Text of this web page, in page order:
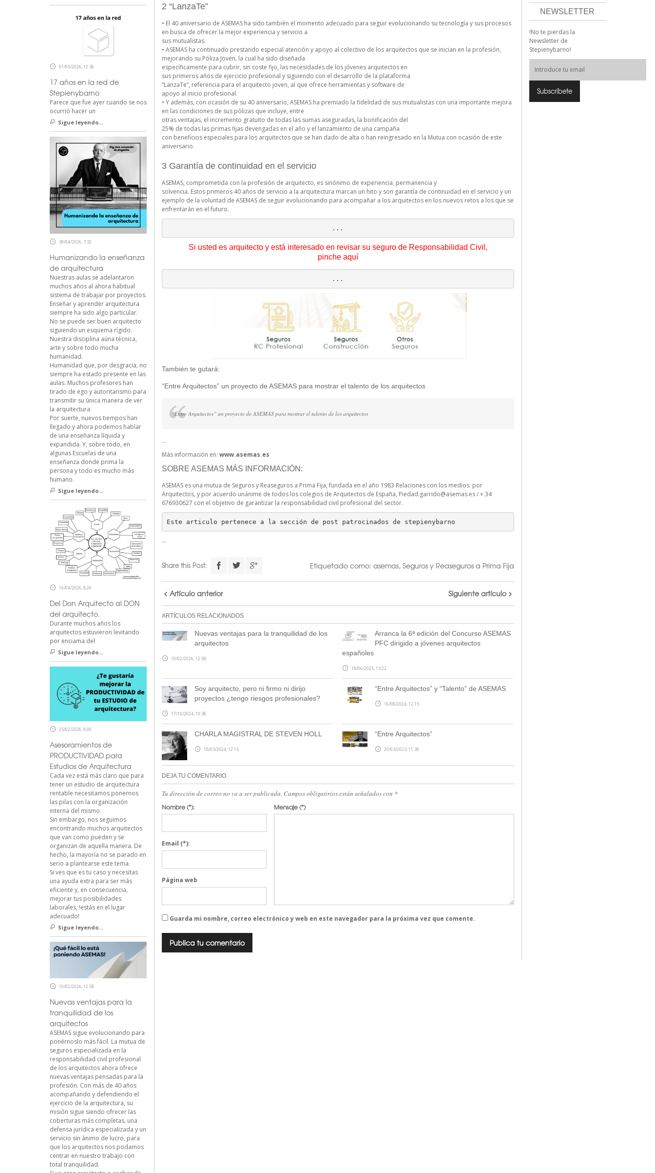
2 “LanzaTe”
• El 40 aniversario de ASEMAS ha sido también el momento adecuado para seguir evolucionando su tecnología y sus procesos
en busca de ofrecer la mejor experiencia y servicio a
sus mutualistas.
• ASEMAS ha continuado prestando especial atención y apoyo al colectivo de los arquitectos que se inician en la profesión,
mejorando su Póliza Joven, la cual ha sido diseñada
específicamente para cubrir, sin coste fijo, las necesidades de los jóvenes arquitectos en
sus primeros años de ejercicio profesional y siguiendo con el desarrollo de la plataforma
“LanzaTe”, referencia para el arquitecto joven, al que ofrece herramientas y software de
apoyo al inicio profesional.
• Y además, con ocasión de su 40 aniversario, ASEMAS ha premiado la fidelidad de sus mutualistas con una importante mejora
en las condiciones de sus pólizas que incluye, entre
otras ventajas, el incremento gratuito de todas las sumas aseguradas, la bonificación del
25% de todas las primas fijas devengadas en el año y el lanzamiento de una campaña
con beneficios especiales para los arquitectos que se han dado de alta o han reingresado en la Mutua con ocasión de este
aniversario.
3 Garantía de continuidad en el servicio
ASEMAS, comprometida con la profesión de arquitecto, es sinónimo de experiencia, permanencia y
solvencia. Estos primeros 40 años de servicio a la arquitectura marcan un hito y son garantía de continuidad en el servicio y un
ejemplo de la voluntad de ASEMAS de seguir evolucionando para acompañar a los arquitectos en los nuevos retos a los que se
enfrentarán en el futuro.
...
Si usted es arquitecto y está interesado en revisar su seguro de Responsabilidad Civil,
pinche aquí
...
También te gutará:
“Entre Arquitectos” un proyecto de ASEMAS para mostrar el talento de los arquitectos
“Entre Arquitectos” un proyecto de ASEMAS para mostrar el talento de los arquitectos
…
Más información en: www.asemas.es
SOBRE ASEMAS MÁS INFORMACIÓN:
ASEMAS es una mutua de Seguros y Reaseguros a Prima Fija, fundada en el año 1983 Relaciones con los medios: por
Arquitectos, y por acuerdo unánime de todos los colegios de Arquitectos de España, Piedad.garrido@asemas.es / + 34
676930627 con el objetivo de garantizar la responsabilidad civil profesional del sector.
Este articulo pertenece a la sección de post patrocinados de stepienybarno
…
Share this Post: Etiquetado como: asemas, Seguros y Reaseguros a Prima Fija
Artículo anterior Siguiente artículo
ARTÍCULOS RELACIONADOS
Nuevas ventajas para la tranquilidad de los
arquitectos
10/02/2026, 12:58
Arranca la 6ª edición del Concurso ASEMAS
PFC dirigido a jóvenes arquitectos
españoles
18/06/2025, 13:22
Soy arquitecto, pero ni firmo ni dirijo
proyectos ¿tengo riesgos profesionales?
17/10/2024, 10:38
“Entre Arquitectos” y “Talento” de ASEMAS
16/08/2024, 12:15
CHARLA MAGISTRAL DE STEVEN HOLL
18/03/2024, 12:15
“Entre Arquitectos”
20/03/2023, 11:39
DEJA TU COMENTARIO
Tu dirección de correo no va a ser publicada. Campos obligatirios están señalados con *
Mensaje(*)
Nombre(*):
Email (*):
Página web
Guarda mi nombre, correo electrónico y web en este navegador para la próxima vez que comente.
NEWSLETTER
!No te pierdas la
Newsletter de
Stepienybarno!
01/05/2026, 12:36
17 años en la red de
Stepienybarno
Parece que fue ayer cuando se nos
ocurrió hacer un
Sigue leyendo...
30/04/2026, 7:32
Humanizando la enseñanza
de arquitectura
Nuestras aulas se adelantaron
muchos años al ahora habitual
sistema de trabajar por proyectos.
Enseñar y aprender arquitectura
siempre ha sido algo particular.
No se puede ser buen arquitecto
siguiendo un esquema rígido.
Nuestra disciplina aúna técnica,
arte y sobre todo mucha
humanidad.
Humanidad que, por desgracia, no
siempre ha estado presente en las
aulas. Muchos profesores han
tirado de ego y autoritarismo para
transmitir su única manera de ver
la arquitectura.
Por suerte, nuevos tiempos han
llegado y ahora podemos hablar
de una enseñanza líquida y
expandida. Y, sobre todo, en
algunas Escuelas de una
enseñanza donde prima la
persona y todo es mucho más
humano.
Sigue leyendo...
16/04/2026, 8:26
Del Don Arquitecto al DON
del arquitecto.
Durante muchos años los
arquitectos estuvieron levitando
por enciama del
Sigue leyendo...
25/02/2026, 9:00
Asesoramientos de
PRODUCTIVIDAD para
Estudios de Arquitectura
Cada vez está más claro que para
tener un estudio de arquitectura
rentable necesitamos ponernos
las pilas con la organización
interna del mismo.
Sin embargo, nos seguimos
encontrando muchos arquitectos
que van como pueden y se
organizan de aquella manera. De
hecho, la mayoría no se parado en
serio a plantearse este tema.
Si ves que es tu caso y necesitas
una ayuda extra para ser más
eficiente y, en consecuencia,
mejorar tus posibilidades
laborales, !estás en el lugar
adecuado!
Sigue leyendo...
10/02/2026, 12:58
Nuevas ventajas para la
tranquilidad de los
arquitectos
ASEMAS sigue evolucionando para
ponérnoslo más fácil. La mutua de
seguros especializada en la
responsabilidad civil profesional
de los arquitectos ahora ofrece
nuevas ventajas pensadas para la
profesión. Con más de 40 años
acompañando y defendiendo el
ejercicio de la arquitectura, su
misión sigue siendo ofrecer las
coberturas más completas, una
defensa jurídica especializada y un
servicio sin ánimo de lucro, para
que los arquitectos nos podamos
centrar en nuestro trabajo con
total tranquilidad.